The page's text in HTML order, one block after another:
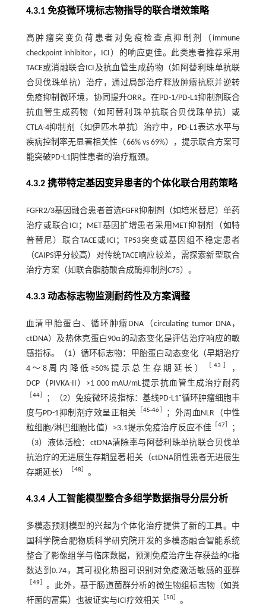
4.3.1 免疫微环境标志物指导的联合增效策略
高肿瘤突变负荷患者对免疫检查点抑制剂（immune
checkpoint inhibitor，ICI）的响应更佳。此类患者推荐采用
TACE或消融联合ICI及抗血管生成药物（如阿替利珠单抗联
合贝伐珠单抗）治疗，通过局部治疗释放肿瘤抗原并逆转
免疫抑制微环境，协同提升ORR。在PD-1/PD-L1抑制剂联合
抗血管生成药物（如阿替利珠单抗联合贝伐珠单抗）或
CTLA-4抑制剂（如伊匹木单抗）治疗中，PD-L1表达水平与
疾病控制率无显著相关性（66% vs 69%），提示联合方案可
能突破PD-L1阴性患者的治疗瓶颈。
4.3.2 携带特定基因变异患者的个体化联合用药策略
FGFR2/3基因融合患者首选FGFR抑制剂（如培米替尼）单药
治疗或联合ICI；MET基因扩增患者采用MET抑制剂（如特
普替尼）联合TACE或ICI；TP53突变或基因组不稳定患者
（CAIPS评分较高）对传统TACE响应较差，需探索新型联合
治疗方案（如联合脂肪酸合成酶抑制剂C75）。
4.3.3 动态标志物监测耐药性及方案调整
血清甲胎蛋白、循环肿瘤DNA（circulating tumor DNA，
ctDNA）及热休克蛋白90α的动态变化是评估治疗响应的敏
感指标。（1）循环标志物：甲胎蛋白动态变化（早期治疗
4～8周内降低≥50%提示总生存期延长）
［43 ］
，
DCP（PIVKA-II）>1 000 mAU/mL提示抗血管生成治疗耐药
［44］
；（2）免疫微环境指标：基线PD-L1⁺循环肿瘤细胞丰
度与PD-1抑制剂疗效呈正相关
［45-46］
；外周血NLR（中性
粒细胞/淋巴细胞比值）>3.1提示免疫治疗反应不佳 ［47］
；
（3）液体活检：ctDNA清除率与阿替利珠单抗联合贝伐单
抗治疗的无进展生存期显著相关（ctDNA阴性患者无进展生
存期延长）
［48］ 。
4.3.4 人工智能模型整合多组学数据指导分层分析
多模态预测模型的兴起为个体化治疗提供了新的工具。中
国科学院合肥物质科学研究院开发的多模态融合智能系统
整合了影像组学与临床数据，预测免疫治疗生存获益的C指
数达到0.74，其可视化热图可识别对免疫激活敏感的亚群
［49］ 。此外，基于肠道菌群分析的微生物组标志物（如粪
杆菌的富集）也被证实与ICI疗效相关 ［50］ 。